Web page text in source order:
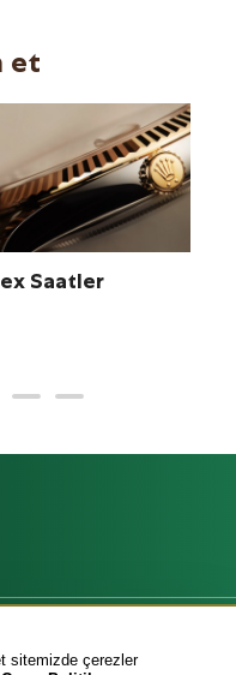
et
Saatler
sitemizde çerezler